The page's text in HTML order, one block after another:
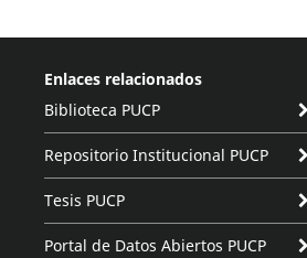
Enlaces relacionados
Biblioteca PUCP
Repositorio Institucional PUCP
Tesis PUCP
Portal de Datos Abiertos PUCP